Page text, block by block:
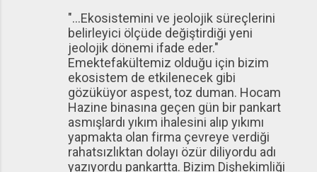
"...Ekosistemini ve jeolojik süreçlerini
belirleyici ölçüde değiştirdiği yeni
jeolojik dönemi ifade eder."
Emektefakültemiz olduğu için bizim
ekosistem de etkilenecek gibi
gözüküyor aspest, toz duman. Hocam
Hazine binasına geçen gün bir pankart
asmışlardı yıkım ihalesini alıp yıkımı
yapmakta olan firma çevreye verdiği
rahatsızlıktan dolayı özür diliyordu adı
yazıyordu pankartta. Bizim Dişhekimliği